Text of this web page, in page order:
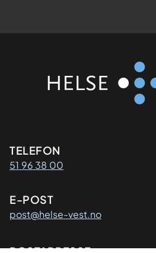
Kontaktinformasjon
TELEFON
51 96 38 00
E-POST
post@helse-vest.no